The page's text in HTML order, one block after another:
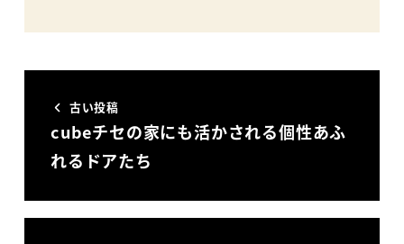
古い投稿
cubeチセの家にも活かされる個性あふ
れるドアたち